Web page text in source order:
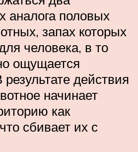
аналога половых
запах которых
человека, в то
ощущается
действия
начинает
как
сбивает их с